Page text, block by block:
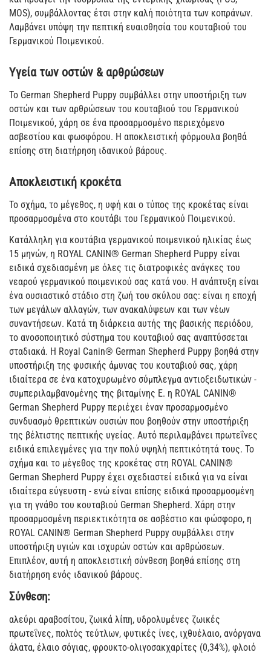
MOS), συμβάλλοντας έτσι στην καλή ποιότητα των κοπράνων.
Λαμβάνει υπόψη την πεπτική ευαισθησία του κουταβιού του
Γερμανικού Ποιμενικού.
Υγεία των οστών & αρθρώσεων
Το German Shepherd Puppy συμβάλλει στην υποστήριξη των
οστών και των αρθρώσεων του κουταβιού του Γερμανικού
Ποιμενικού, χάρη σε ένα προσαρμοσμένο περιεχόμενο
ασβεστίου και φωσφόρου. Η αποκλειστική φόρμουλα βοηθά
επίσης στη διατήρηση ιδανικού βάρους.
Αποκλειστική κροκέτα
Το σχήμα, το μέγεθος, η υφή και ο τύπος της κροκέτας είναι
προσαρμοσμένα στο κουτάβι του Γερμανικού Ποιμενικού.
Κατάλληλη για κουτάβια γερμανικού ποιμενικού ηλικίας έως
15 μηνών, η ROYAL CANIN® German Shepherd Puppy είναι
ειδικά σχεδιασμένη με όλες τις διατροφικές ανάγκες του
νεαρού γερμανικού ποιμενικού σας κατά νου. Η ανάπτυξη είναι
ένα ουσιαστικό στάδιο στη ζωή του σκύλου σας: είναι η εποχή
των μεγάλων αλλαγών, των ανακαλύψεων και των νέων
συναντήσεων. Κατά τη διάρκεια αυτής της βασικής περιόδου,
το ανοσοποιητικό σύστημα του κουταβιού σας αναπτύσσεται
σταδιακά. Η Royal Canin® German Shepherd Puppy βοηθά στην
υποστήριξη της φυσικής άμυνας του κουταβιού σας, χάρη
ιδιαίτερα σε ένα κατοχυρωμένο σύμπλεγμα αντιοξειδωτικών -
συμπεριλαμβανομένης της βιταμίνης Ε. η ROYAL CANIN®
German Shepherd Puppy περιέχει έναν προσαρμοσμένο
συνδυασμό θρεπτικών ουσιών που βοηθούν στην υποστήριξη
της βέλτιστης πεπτικής υγείας. Αυτό περιλαμβάνει πρωτεΐνες
ειδικά επιλεγμένες για την πολύ υψηλή πεπτικότητά τους. Το
σχήμα και το μέγεθος της κροκέτας στη ROYAL CANIN®
German Shepherd Puppy έχει σχεδιαστεί ειδικά για να είναι
ιδιαίτερα εύγευστη - ενώ είναι επίσης ειδικά προσαρμοσμένη
για τη γνάθο του κουταβιού German Shepherd. Χάρη στην
προσαρμοσμένη περιεκτικότητα σε ασβέστιο και φώσφορο, η
ROYAL CANIN® German Shepherd Puppy συμβάλλει στην
υποστήριξη υγιών και ισχυρών οστών και αρθρώσεων.
Επιπλέον, αυτή η αποκλειστική σύνθεση βοηθά επίσης στη
διατήρηση ενός ιδανικού βάρους.
Σύνθεση:
αλεύρι αραβοσίτου, ζωικά λίπη, υδρολυμένες ζωικές
πρωτεΐνες, πολτός τεύτλων, φυτικές ίνες, ιχθυέλαιο, ανόργανα
άλατα, έλαιο σόγιας, φρουκτο-ολιγοσακχαρίτες (0,34%), φλοιό